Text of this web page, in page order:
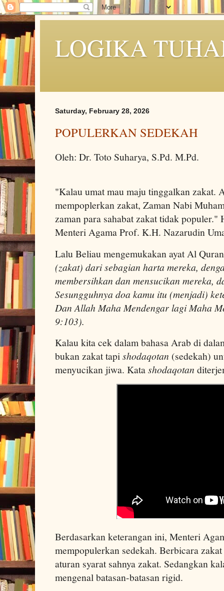
LOGIKA
Saturday, February 28, 2026
POPULERKAN SEDEKAH
Oleh: Dr. Toto Suharya, S.Pd. M.Pd.
"Kalau umat mau maju tinggalkan zakat.
mempoplerkan zakat, Zaman Nabi
zaman para sahabat zakat tidak
Menteri Agama Prof. K.H. Nazarudin
Lalu Beliau mengemukakan ayat Al
(zakat) dari sebagian harta mereka,
membersihkan dan mensucikan mereka,
Sesungguhnya doa kamu itu (menjadi)
Dan Allah Maha Mendengar lagi Maha
9:103).
Kalau kita cek dalam bahasa Arab di
bukan zakat tapishodaqotan (sedekah)
menyucikan jiwa. Katashodaqotan
Berdasarkan keterangan ini, Menteri
mempopulerkan sedekah. Berbicara
aturan syarat sahnya zakat. Sedangkan
mengenal batasan-batasan rigid.